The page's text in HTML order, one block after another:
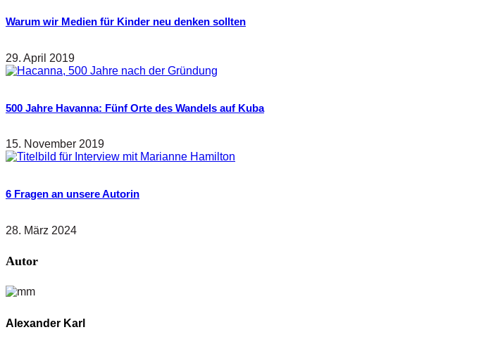
Warum wir Medien für Kinder neu denken sollten
29. April 2019
500 Jahre Havanna: Fünf Orte des Wandels auf Kuba
15. November 2019
6 Fragen an unsere Autorin
28. März 2024
Autor
Alexander Karl